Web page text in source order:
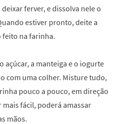
ferver, e dissolva nele o
estiver pronto, deite a
na farinha.
açúcar, a manteiga e o iogurte
com uma colher. Misture tudo,
pouco a pouco, em direção
mais fácil, poderá amassar
mãos.